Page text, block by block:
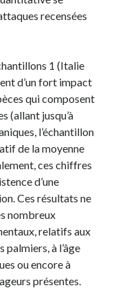
recensées
1 (Italie
d’un fort impact
qui composent
(allant jusqu’à
l’échantillon
de la moyenne
ces chiffres
d’une
Ces résultats ne
nombreux
relatifs aux
à l’âge
ou encore à
présentes.